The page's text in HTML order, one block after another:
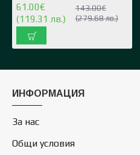
61.00€
(119.31 лв.)
143.00€
(279.68 лв.)
ИНФОРМАЦИЯ
За нас
Общи условия